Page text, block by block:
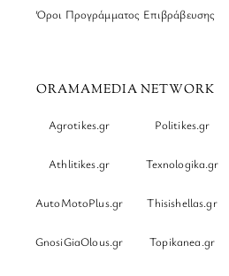
Όροι Προγράμματος Επιβράβευσης
ORAMAMEDIA NETWORK
Agrotikes.gr Politikes.gr
Athlitikes.gr Texnologika.gr
AutoMotoPlus.gr Thisishellas.gr
GnosiGiaOlous.gr Topikanea.gr